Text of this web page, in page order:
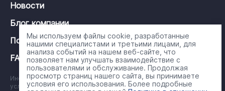
Новости
Блог компании
Политика конфиденциальности
FAQ
Информация на сайте носит справочный характер и ни при каких
условиях не является публичной офертой
Мы используем файлы cookie, разработанные
нашими специалистами и третьими лицами, для
анализа событий на нашем веб-сайте, что
позволяет нам улучшать взаимодействие с
пользователями и обслуживание. Продолжая
просмотр страниц нашего сайта, вы принимаете
условия его использования. Более подробные